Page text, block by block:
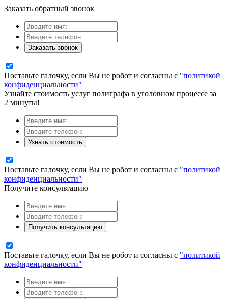
Заказать обратный звонок
Заказать звонок
Поставьте галочку, если Вы не робот и согласны с "политикой
конфиденциальности"
Узнайте стоимость услуг полиграфа в уголовном процессе за
2 минуты!
Узнать стоимость
Поставьте галочку, если Вы не робот и согласны с "политикой
конфиденциальности"
Получите консультацию
Получить консультацию
Поставьте галочку, если Вы не робот и согласны с "политикой
конфиденциальности"